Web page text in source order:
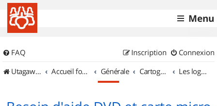
Menu
FAQ Connexion
Inscription
UtagawaVTT (Randos VTT et VTTAE avec traces GPS)
Accueil forum Générale Cartographie et GPS Les logiciels